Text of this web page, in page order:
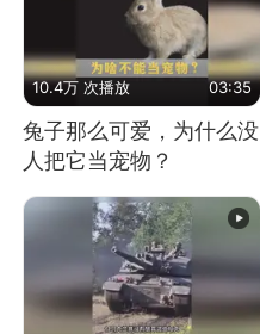
10.4万 次播放 03:35
兔子那么可爱，为什么没
人把它当宠物？